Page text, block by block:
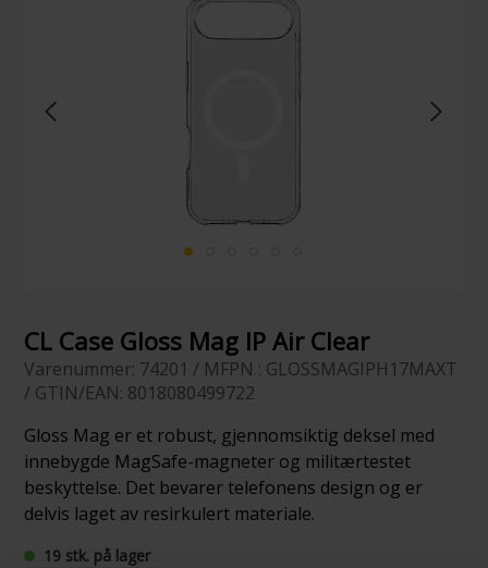
CL Case Gloss Mag IP Air Clear
Varenummer: 74201 / MFPN : GLOSSMAGIPH17MAXT
/ GTIN/EAN: 8018080499722
Gloss Mag er et robust, gjennomsiktig deksel med
innebygde MagSafe-magneter og militærtestet
beskyttelse. Det bevarer telefonens design og er
delvis laget av resirkulert materiale.
19 stk. på lager